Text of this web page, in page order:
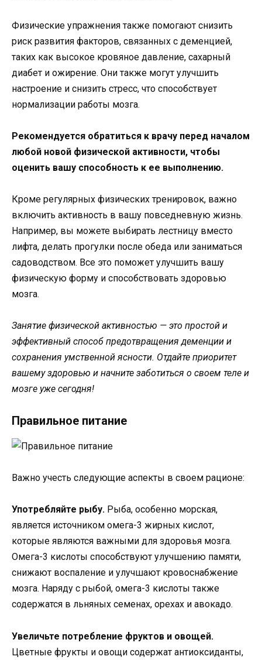
Физические упражнения также помогают снизить
риск развития факторов, связанных с деменцией,
таких как высокое кровяное давление, сахарный
диабет и ожирение. Они также могут улучшить
настроение и снизить стресс, что способствует
нормализации работы мозга.
Рекомендуется обратиться к врачу перед началом
любой новой физической активности, чтобы
оценить вашу способность к ее выполнению.
Кроме регулярных физических тренировок, важно
включить активность в вашу повседневную жизнь.
Например, вы можете выбирать лестницу вместо
лифта, делать прогулки после обеда или заниматься
садоводством. Все это поможет улучшить вашу
физическую форму и способствовать здоровью
мозга.
Занятие физической активностью — это простой и
эффективный способ предотвращения деменции и
сохранения умственной ясности. Отдайте приоритет
вашему здоровью и начните заботиться о своем теле и
мозге уже сегодня!
Правильное питание
Важно учесть следующие аспекты в своем рационе:
Употребляйте рыбу. Рыба, особенно морская,
является источником омега-3 жирных кислот,
которые являются важными для здоровья мозга.
Омега-3 кислоты способствуют улучшению памяти,
снижают воспаление и улучшают кровоснабжение
мозга. Наряду с рыбой, омега-3 кислоты также
содержатся в льняных семенах, орехах и авокадо.
Увеличьте потребление фруктов и овощей.
Цветные фрукты и овощи содержат антиоксиданты,